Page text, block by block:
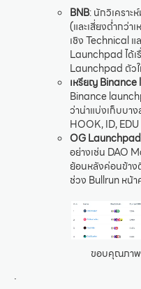
BNB: นักวิเคราะ
(และเสี่ยงต่ำกว่
เชิง Technical
Launchpad ได้
Launchpad ตัว
เหรียญ
Binance
ว่าน่าแบ่งเก็บบา
HOOK, ID, EDU
OG Launchpad
อย่างเช่น DAO
ย้อนหลังค่อนข้าง
ช่วง Bullrun หน้า
ขอบคุณภา
.